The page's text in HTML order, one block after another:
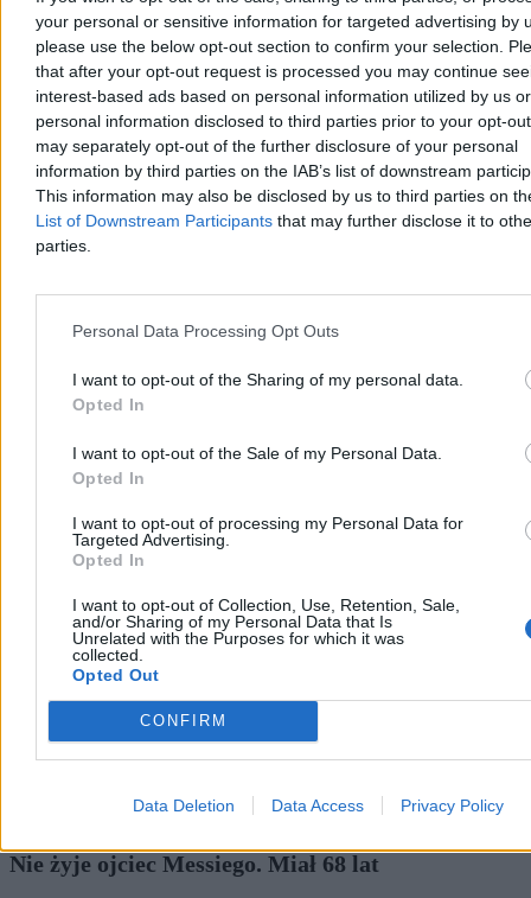
your personal or sensitive information for targeted advertising by
please use the below opt-out section to confirm your selection.
that after your opt-out request is processed you may continue
interest-based ads based on personal information utilized by us or
personal information disclosed to third parties prior to your opt-
may separately opt-out of the further disclosure of your personal
information by third parties on the IAB’s list of downstream
This information may also be disclosed by us to third parties on
List of Downstream Participants that may further disclose it to
parties.
Personal Data Processing Opt Outs
I want to opt-out of the Sharing of my personal data.
Opted In
I want to opt-out of the Sale of my Personal Data.
Opted In
I want to opt-out of processing my Personal Data for
Targeted Advertising.
Opted In
I want to opt-out of Collection, Use, Retention, Sale,
and/or Sharing of my Personal Data that Is
Unrelated with the Purposes for which it was
collected.
Opted Out
CONFIRM
Data Deletion Data Access Privacy Policy
Aleksandra Cieślik
Wczoraj 20:34
4 min
Reklama
Reklama
Świat
Nie żyje ojciec Messiego. Miał 68 lat